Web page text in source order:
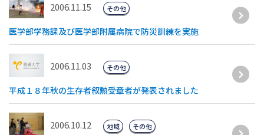
2006.11.15
医学部学務課及び医学部附属病院で防災訓練を実施
その他
2006.11.03
平成１８年秋の生存者叙勲受章者が発表されました
その他
2006.10.12 地域 その他